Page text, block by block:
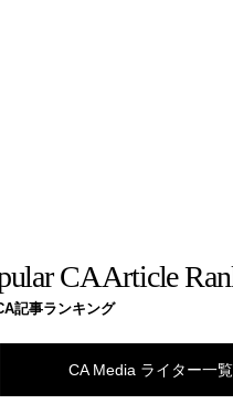
CA Article
記事ランキング
CA Media ライター一覧